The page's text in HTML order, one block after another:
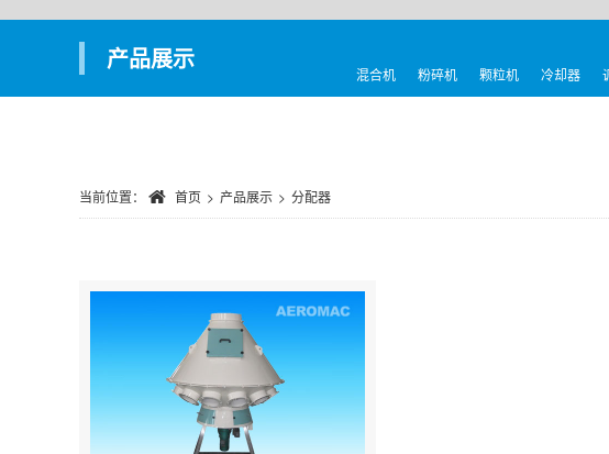
产品展示
混合机 粉碎机 颗粒机 冷却器
当前位置：  首页 > 产品展示 > 分配器